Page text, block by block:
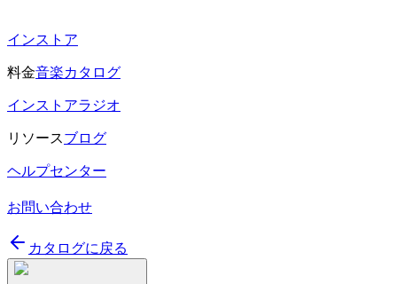
インストア
料金音楽カタログ
インストアラジオ
リソースブログ
ヘルプセンター
お問い合わせ
カタログに戻る